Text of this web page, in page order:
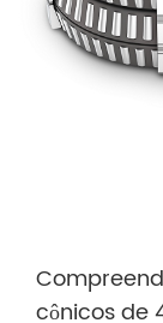
cônicos de